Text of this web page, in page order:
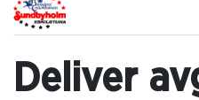
Deliver